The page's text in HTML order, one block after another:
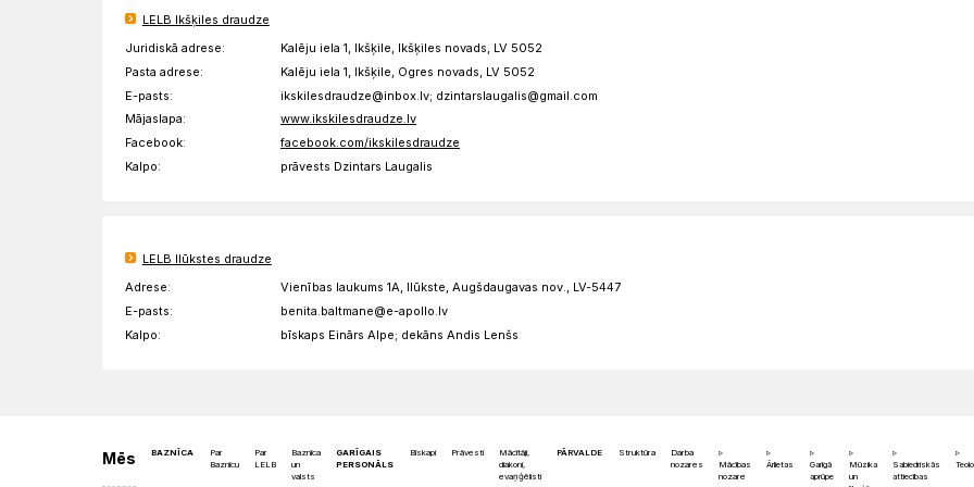
LELB Ikšķiles draudze
Juridiskā adrese:
Kalēju iela 1, Ikšķile, Ikšķiles novads, LV 5052
Pasta adrese:
Kalēju iela 1, Ikšķile, Ogres novads, LV 5052
E-pasts:
ikskilesdraudze@inbox.lv; dzintarslaugalis@gmail.com
Mājaslapa:
www.ikskilesdraudze.lv
Facebook:
facebook.com/ikskilesdraudze
Kalpo:
prāvests Dzintars Laugalis
LELB Ilūkstes draudze
Adrese:
Vienības laukums 1A, Ilūkste, Augšdaugavas nov., LV-5447
E-pasts:
benita.baltmane@e-apollo.lv
Kalpo:
bīskaps Einārs Alpe; dekāns Andis Lenšs
Mēs BAZNĪCA
Par
Baznīcu
Par
LELB
Baznīca
un
valsts
GARĪGAIS
PERSONĀLS
Bīskapi Prāvesti
Mācītāji,
diakoni,
evaņģēlisti
PĀRVALDE Struktūra
Darba
nozares
Mācības
nozare
Ārlietas
Garīgā
aprūpe
Mūzika
un
Sabiedriskās
attiecības